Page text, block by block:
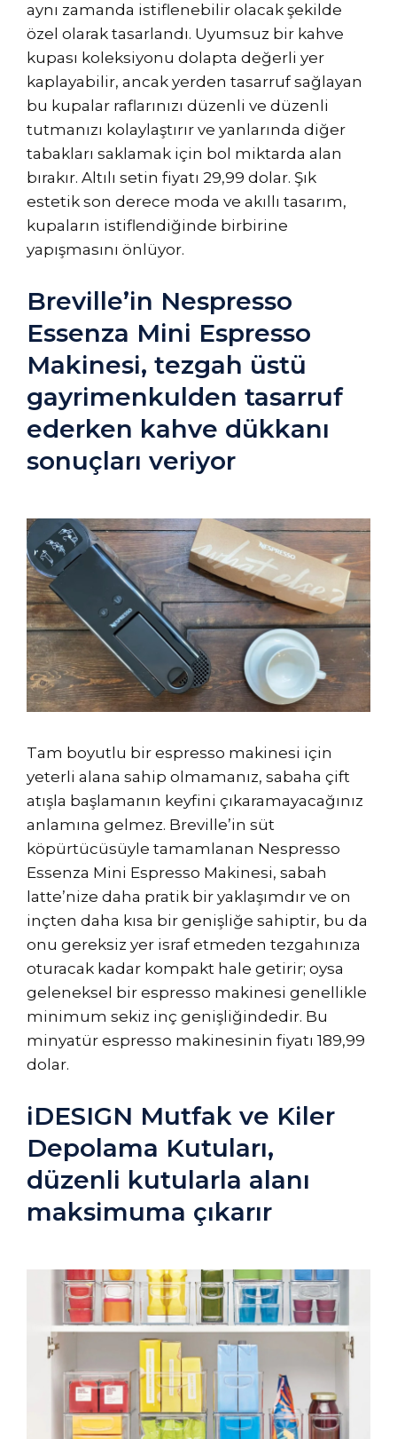
aynı zamanda istiflenebilir olacak şekilde
özel olarak tasarlandı. Uyumsuz bir kahve
kupası koleksiyonu dolapta değerli yer
kaplayabilir, ancak yerden tasarruf sağlayan
bu kupalar raflarınızı düzenli ve düzenli
tutmanızı kolaylaştırır ve yanlarında diğer
tabakları saklamak için bol miktarda alan
bırakır. Altılı setin fiyatı 29,99 dolar. Şık
estetik son derece moda ve akıllı tasarım,
kupaların istiflendiğinde birbirine
yapışmasını önlüyor.
Breville’in Nespresso
Essenza Mini Espresso
Makinesi, tezgah üstü
gayrimenkulden tasarruf
ederken kahve dükkanı
sonuçları veriyor
Tam boyutlu bir espresso makinesi için
yeterli alana sahip olmamanız, sabaha çift
atışla başlamanın keyfini çıkaramayacağınız
anlamına gelmez. Breville’in süt
köpürtücüsüyle tamamlanan Nespresso
Essenza Mini Espresso Makinesi, sabah
latte’nize daha pratik bir yaklaşımdır ve on
inçten daha kısa bir genişliğe sahiptir, bu da
onu gereksiz yer israf etmeden tezgahınıza
oturacak kadar kompakt hale getirir; oysa
geleneksel bir espresso makinesi genellikle
minimum sekiz inç genişliğindedir. Bu
minyatür espresso makinesinin fiyatı 189,99
dolar.
iDESIGN Mutfak ve Kiler
Depolama Kutuları,
düzenli kutularla alanı
maksimuma çıkarır